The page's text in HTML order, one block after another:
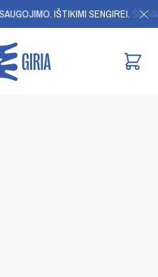
IŠTIKIMI SENGIREI. ŠIS